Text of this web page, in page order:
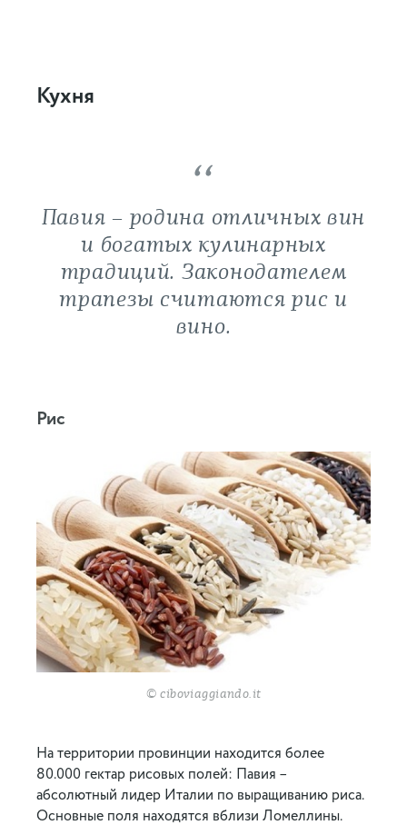
Кухня
Павия – родина отличных вин
и богатых кулинарных
традиций. Законодателем
трапезы считаются рис и
вино.
Рис
© ciboviaggiando.it
На территории провинции находится более
80.000 гектар рисовых полей: Павия –
абсолютный лидер Италии по выращиванию риса.
Основные поля находятся вблизи Ломеллины.